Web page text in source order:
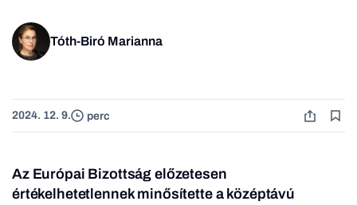
Tóth-Biró Marianna
2024. 12. 9. perc
Az Európai Bizottság előzetesen
értékelhetetlennek minősítette a középtávú